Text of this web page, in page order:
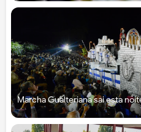
Marcha Gualteriana sai esta